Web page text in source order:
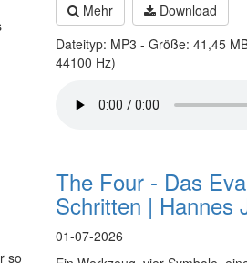
Mehr
Download
Dateityp: MP3 - Größe: 41,45
44100 Hz)
so
The Four - Das
Schritten | Hannes
01-07-2026